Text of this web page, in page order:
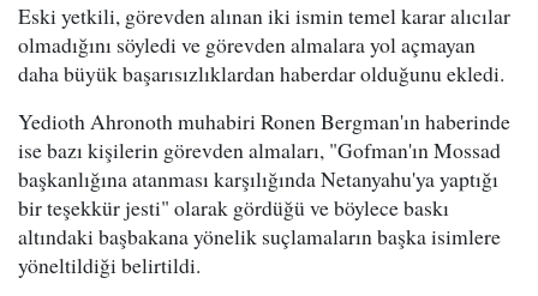
Eski yetkili, görevden alınan iki ismin temel karar alıcılar
olmadığını söyledi ve görevden almalara yol açmayan
daha büyük başarısızlıklardan haberdar olduğunu ekledi.
Yedioth Ahronoth muhabiri Ronen Bergman'ın haberinde
ise bazı kişilerin görevden almaları, "Gofman'ın Mossad
başkanlığına atanması karşılığında Netanyahu'ya yaptığı
bir teşekkür jesti" olarak gördüğü ve böylece baskı
altındaki başbakana yönelik suçlamaların başka isimlere
yöneltildiği belirtildi.